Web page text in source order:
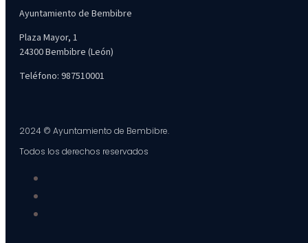
Ayuntamiento de Bembibre
Plaza Mayor, 1
24300 Bembibre (León)
Teléfono: 987510001
2024 © Ayuntamiento de Bembibre.
Todos los derechos reservados